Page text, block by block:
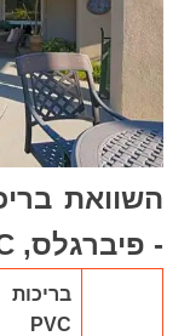
השוואת
- פיברגלס, PVC או בטון?
בריכות
PVC